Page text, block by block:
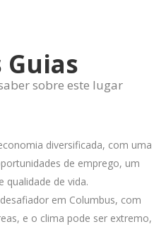
Guias
sobre este lugar
diversificada, com uma
de emprego, um
qualidade de vida.
em Columbus, com
e o clima pode ser extremo,